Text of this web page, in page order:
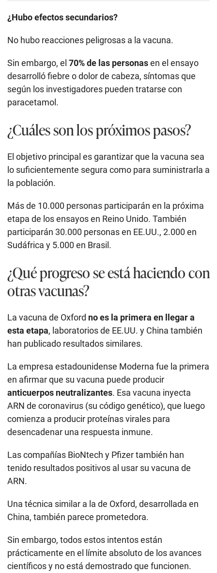
¿Hubo efectos secundarios?
No hubo reacciones peligrosas a la vacuna.
Sin embargo, el 70% de las personasen el ensayo
desarrolló fiebre o dolor de cabeza, síntomas que
según los investigadores pueden tratarse con
paracetamol.
¿Cuáles son los próximos pasos?
El objetivo principal es garantizar que la vacuna sea
lo suficientemente segura como para suministrarla a
la población.
Más de 10.000 personas participarán en la próxima
etapa de los ensayos en Reino Unido. También
participarán 30.000 personas en EE.UU., 2.000 en
Sudáfrica y 5.000 en Brasil.
¿Qué progreso se está haciendo con
otras vacunas?
La vacuna de Oxford no es la primera en llegar a
esta etapa, laboratorios de EE.UU. y China también
han publicado resultados similares.
La empresa estadounidense Moderna fue la primera
en afirmar que su vacuna puede producir
anticuerpos neutralizantes. Esa vacuna inyecta
ARN de coronavirus (su código genético), que luego
comienza a producir proteínas virales para
desencadenar una respuesta inmune.
Las compañías BioNtech y Pfizer también han
tenido resultados positivos al usar su vacuna de
ARN.
Una técnica similar a la de Oxford, desarrollada en
China, también parece prometedora.
Sin embargo, todos estos intentos están
prácticamente en el límite absoluto de los avances
científicos y no está demostrado que funcionen.